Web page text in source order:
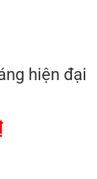
hiện đại
01K số lượng